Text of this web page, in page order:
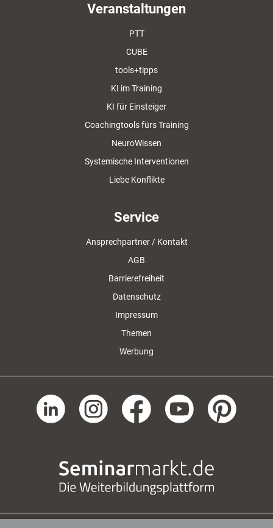
Veranstaltungen
PTT
CUBE
tools+tipps
KI im Training
KI für Einsteiger
Coachingtools fürs Training
NeuroWissen
Systemische Interventionen
Liebe Konflikte
Service
Ansprechpartner / Kontakt
AGB
Barrierefreiheit
Datenschutz
Impressum
Themen
Werbung